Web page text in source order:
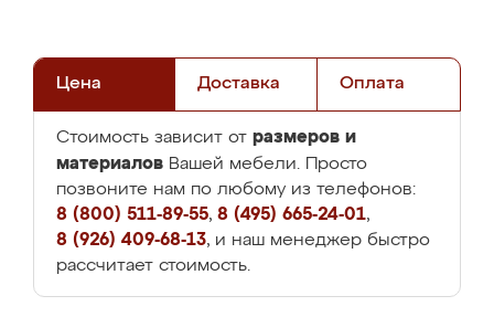
Цена Доставка Оплата
Стоимость зависит от размеров и
материалов Вашей мебели. Просто
позвоните нам по любому из телефонов:
8 (800) 511-89-55, 8 (495) 665-24-01,
8 (926) 409-68-13, и наш менеджер быстро
рассчитает стоимость.